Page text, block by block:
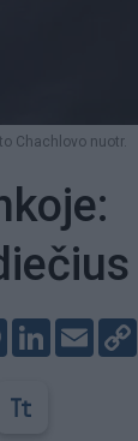
Chachlovo nuotr.
Messenger
LinkedIn
Email